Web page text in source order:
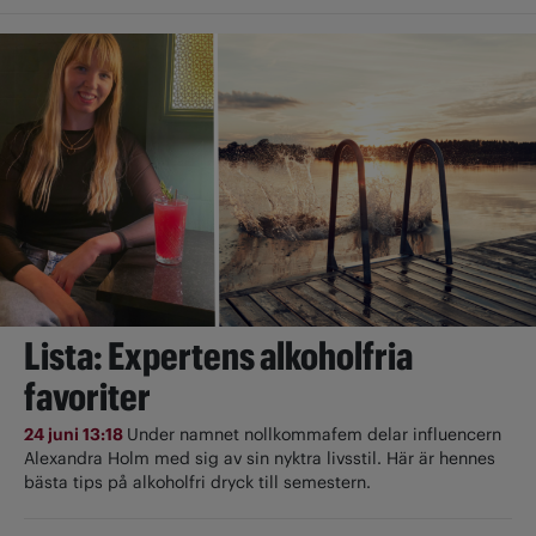
Lista: Expertens alkoholfria
favoriter
24 juni 13:18 Under namnet nollkommafem delar influencern
Alexandra Holm med sig av sin nyktra livsstil. Här är hennes
bästa tips på alkoholfri dryck till semestern.